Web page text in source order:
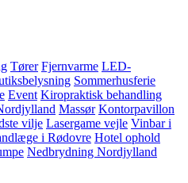
Tører Fjernvarme LED-
Sommerhusferie
Event Kiropraktisk behandling
Massør Kontorpavillon
vilje Lasergame vejle Vinbar i
i Rødovre Hotel ophold
Nedbrydning Nordjylland